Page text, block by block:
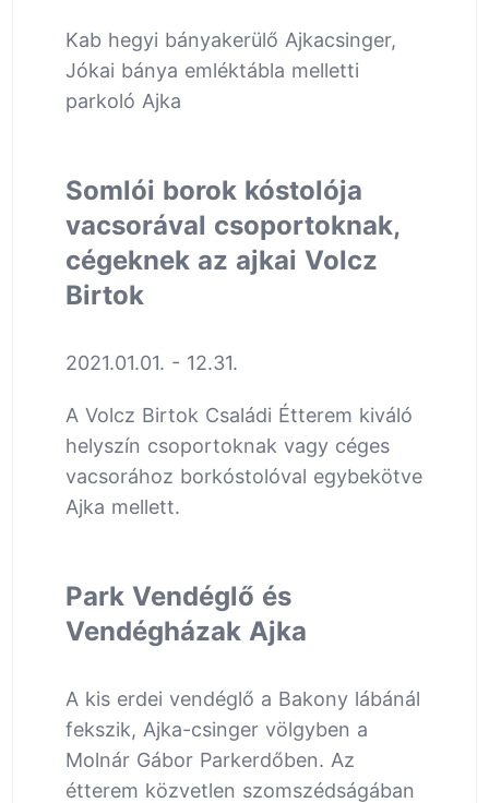
Kab hegyi bányakerülő Ajkacsinger,
Jókai bánya emléktábla melletti
parkoló Ajka
Somlói borok kóstolója
vacsorával csoportoknak,
cégeknek az ajkai Volcz
Birtok
2021.01.01. - 12.31.
A Volcz Birtok Családi Étterem kiváló
helyszín csoportoknak vagy céges
vacsorához borkóstolóval egybekötve
Ajka mellett.
Park Vendéglő és
Vendégházak Ajka
A kis erdei vendéglő a Bakony lábánál
fekszik, Ajka-csinger völgyben a
Molnár Gábor Parkerdőben. Az
étterem közvetlen szomszédságában